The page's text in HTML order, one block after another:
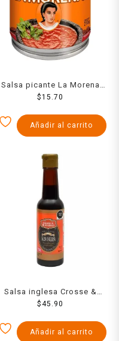
Salsa picante La Morena
chile chipotle 210 g
$15.70
Añadir al carrito
Salsa inglesa Crosse &
Blackwell 145 ml
$45.90
Añadir al carrito